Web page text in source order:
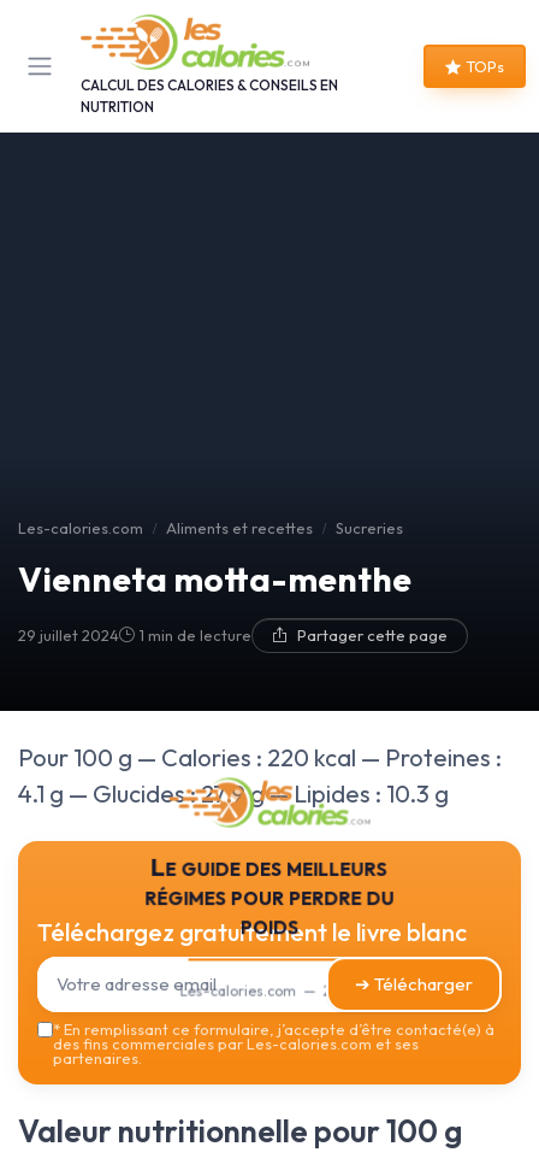
CALCUL DES CALORIES & CONSEILS EN
NUTRITION
TOPs
Les-calories.com Aliments et recettes Sucreries
Vienneta motta-menthe
29 juillet 2024 1 min de lecture Partager cette page
Pour 100 g — Calories : 220 kcal — Proteines :
4.1 g — Glucides : 27.9 g — Lipides : 10.3 g
Le guide des meilleurs
régimes pour perdre du
poids
Les-calories.com — 2026
Téléchargez gratuitement le livre blanc
➔ Télécharger
*En remplissant ce formulaire, j’accepte d’être contacté(e) à
des fins commerciales par Les-calories.com et ses
partenaires.
Valeur nutritionnelle pour 100 g
Panneau de gestion des cookies